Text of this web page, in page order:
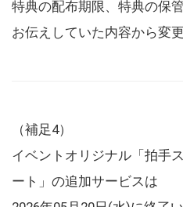
特典の配布期限、特典の保
お伝えしていた内容から変
（補足4）
イベントオリジナル「拍手
ート」の追加サービスは